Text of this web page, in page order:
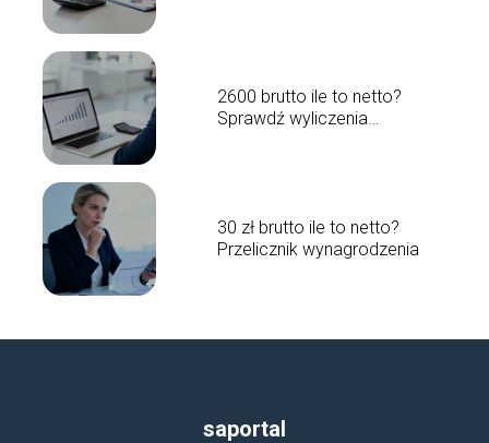
2600 brutto ile to netto?
Sprawdź wyliczenia
30 zł brutto ile to netto?
Przelicznik wynagrodzenia
saportal